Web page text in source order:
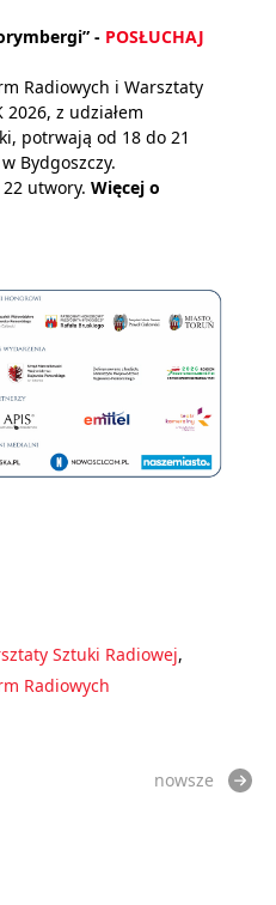
- POSŁUCHAJ
Radiowych i Warsztaty
z udziałem
potrwają od 18 do 21
Bydgoszczy.
utwory. Więcej o
Sztuki Radiowej,
Radiowych
nowsze